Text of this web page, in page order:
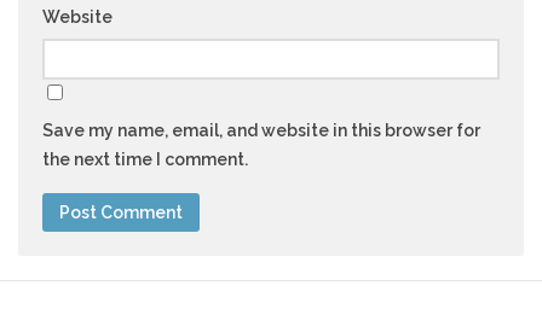
Website
Save my name, email, and website in this browser for
the next time I comment.